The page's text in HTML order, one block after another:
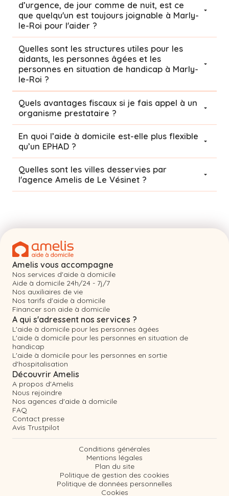
d’urgence, de jour comme de nuit, est ce
que quelqu'un est toujours joignable à Marly-
le-Roi pour l'aider ?
Quelles sont les structures utiles pour les
aidants, les personnes âgées et les
personnes en situation de handicap à Marly-
le-Roi ?
Quels avantages fiscaux si je fais appel à un
organisme prestataire ?
En quoi l’aide à domicile est-elle plus flexible
qu’un EPHAD ?
Quelles sont les villes desservies par
l'agence Amelis de Le Vésinet ?
Amelis vous accompagne
Nos services d'aide à domicile
Aide à domicile 24h/24 - 7j/7
Nos auxiliaires de vie
Nos tarifs d'aide à domicile
Financer son aide à domicile
A qui s'adressent nos services ?
L'aide à domicile pour les personnes âgées
L'aide à domicile pour les personnes en situation de
handicap
L'aide à domicile pour les personnes en sortie
d'hospitalisation
Découvrir Amelis
A propos d'Amelis
Nous rejoindre
Nos agences d'aide à domicile
FAQ
Contact presse
Avis Trustpilot
Conditions générales
Mentions légales
Plan du site
Politique de gestion des cookies
Politique de données personnelles
Cookies